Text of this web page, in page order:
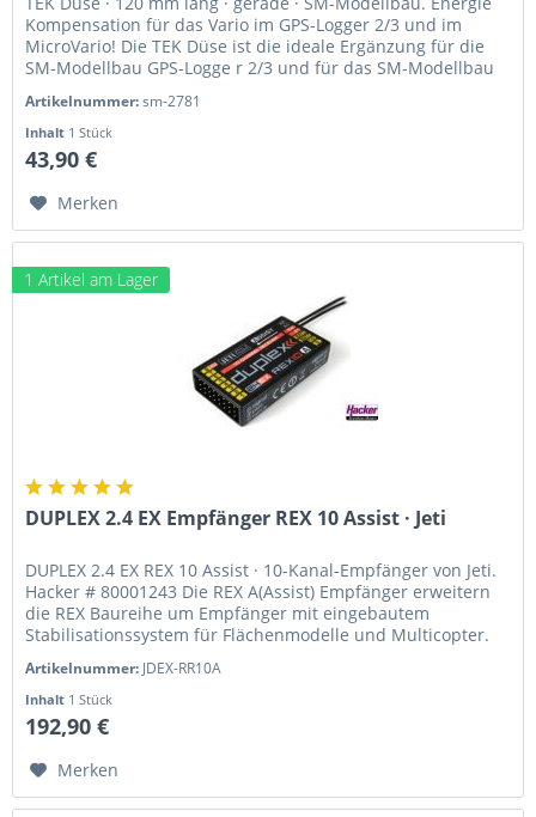
Kompensation für das Vario im GPS-Logger 2/3 und im
MicroVario! Die TEK Düse ist die ideale Ergänzung für die
SM-Modellbau GPS-Logge r 2/3 und für das SM-Modellbau
Artikelnummer:sm-2781
Inhalt 1 Stück
43,90 €
Merken
1 Artikel am Lager
DUPLEX 2.4 EX Empfänger REX 10 Assist · Jeti
DUPLEX 2.4 EX REX 10 Assist · 10-Kanal-Empfänger von Jeti.
Hacker # 80001243 Die REX A(Assist) Empfänger erweitern
die REX Baureihe um Empfänger mit eingebautem
Stabilisationssystem für Flächenmodelle und Multicopter.
Artikelnummer: JDEX-RR10A
Inhalt 1 Stück
192,90 €
Merken